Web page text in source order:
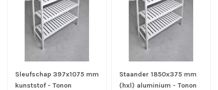
Sleufschap 397x1075 mm
kunststof - Tonon
Staander 1850x375 mm
(hxl) aluminium - Tonon